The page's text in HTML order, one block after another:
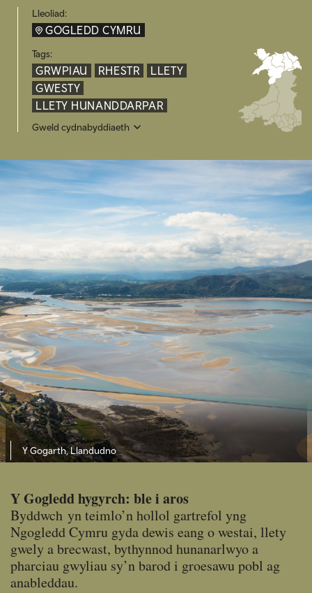
Lleoliad:
GOGLEDD CYMRU
Tags:
GRWPIAU RHESTR
LLETY
GWESTY
LLETY HUNANDDARPAR
Gweld cydnabyddiaeth
Y Gogarth, Llandudno
Y Gogledd hygyrch: ble i aros
Byddwch yn teimlo’n hollol gartrefol yng
Ngogledd Cymru gyda dewis eang o westai, llety
gwely a brecwast, bythynnod hunanarlwyo a
pharciau gwyliau sy’n barod i groesawu pobl ag
anableddau.